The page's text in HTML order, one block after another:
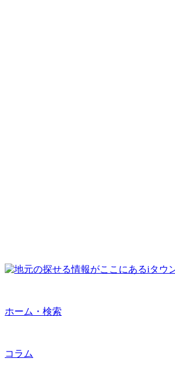
ホーム・検索
コラム